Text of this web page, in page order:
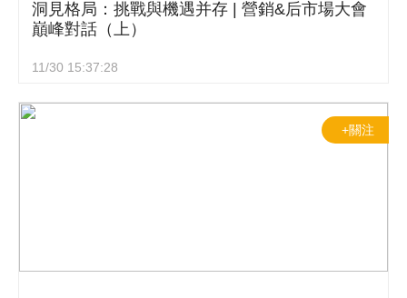
洞見格局：挑戰與機遇并存 | 營銷&后市場大會
巔峰對話（上）
11/30 15:37:28
+關注